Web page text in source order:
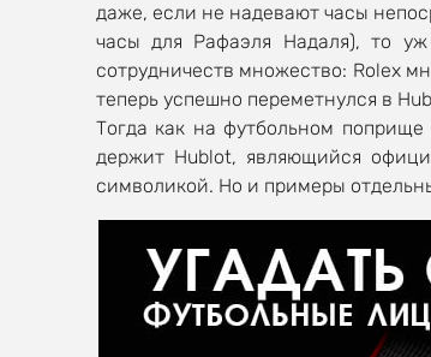
даже, если не надевают часы
часы для Рафаэля Надаля), то
сотрудничеств множество: Rolex
теперь успешно переметнулся в
Тогда как на футбольном
держит Hublot, являющийся
символикой. Но и примеры